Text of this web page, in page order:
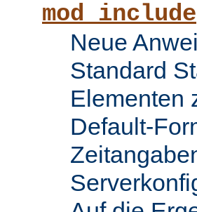
mod_include
Neue
Standard
Elementen
Default-